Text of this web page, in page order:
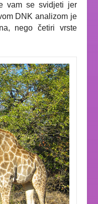
vam se svidjeti jer
DNK analizom je
nego četiri vrste